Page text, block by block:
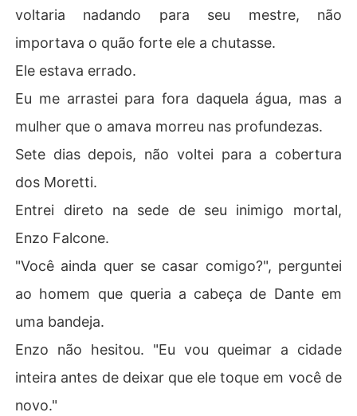
Agora, Dante está se arrastando aos meus portões, par
meu rim roubado.
voltaria nadando para seu mestre, não
importava o quão forte ele a chutasse.
Ele estava errado.
Eu me arrastei para fora daquela água, mas a
mulher que o amava morreu nas profundezas.
Sete dias depois, não voltei para a cobertura
dos Moretti.
Entrei direto na sede de seu inimigo mortal,
Enzo Falcone.
"Você ainda quer se casar comigo?", perguntei
ao homem que queria a cabeça de Dante em
uma bandeja.
Enzo não hesitou. "Eu vou queimar a cidade
inteira antes de deixar que ele toque em você de
novo."